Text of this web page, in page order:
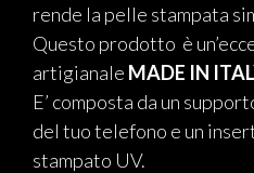
rende la pelle stampata
Questo prodotto è
artigianale MADE IN
E’ composta da un
del tuo telefono e un
stampato UV.